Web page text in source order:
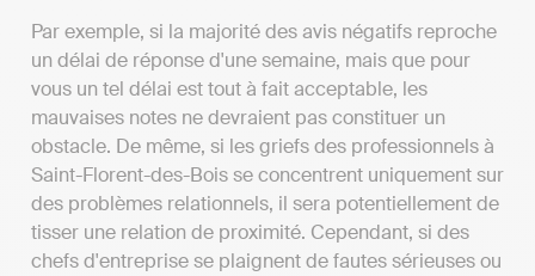
Par exemple, si la majorité des avis négatifs reproche
un délai de réponse d'une semaine, mais que pour
vous un tel délai est tout à fait acceptable, les
mauvaises notes ne devraient pas constituer un
obstacle. De même, si les griefs des professionnels à
Saint-Florent-des-Bois se concentrent uniquement sur
des problèmes relationnels, il sera potentiellement de
tisser une relation de proximité. Cependant, si des
chefs d'entreprise se plaignent de fautes sérieuses ou